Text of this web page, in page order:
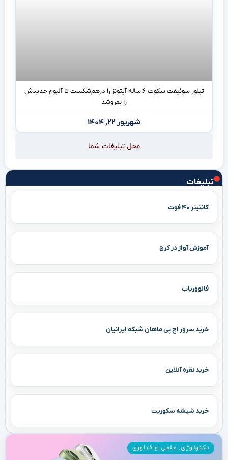
تبلیغات
کانتینر ۴۰ فوت
آموزش آواز در کرج
فالووریاب
خرید سرور اچ پی ماهان شبکه ایرانیان
خرید نقره آنلاین
خرید شیشه سکوریت
تکنولوژی, علمی و فناوری
تیلور سوئیفت سکوت ۶ ساله آیتونز را درهم‌شکست تا آلبوم جدیدش
را بفروشد
شهریور ۲۲, ۱۴۰۴
محل تبلیغات شما